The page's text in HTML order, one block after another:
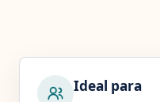
Ideal para